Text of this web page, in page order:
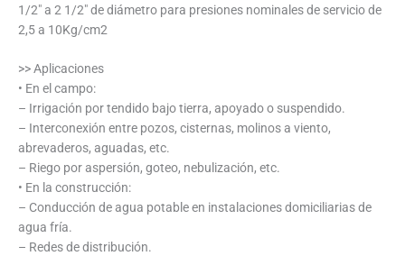
1/2″ a 2 1/2″ de diámetro para presiones nominales de servicio de
2,5 a 10Kg/cm2
>> Aplicaciones
• En el campo:
– Irrigación por tendido bajo tierra, apoyado o suspendido.
– Interconexión entre pozos, cisternas, molinos a viento,
abrevaderos, aguadas, etc.
– Riego por aspersión, goteo, nebulización, etc.
• En la construcción:
– Conducción de agua potable en instalaciones domiciliarias de
agua fría.
– Redes de distribución.